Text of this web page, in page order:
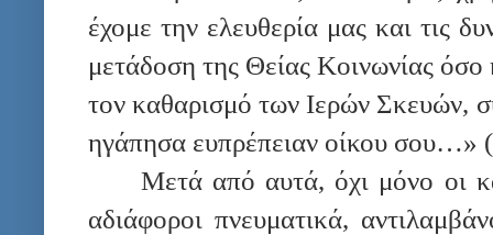
έχομε την ελευθερία μας και τις
μετάδοση της Θείας Κοινωνίας όσο
τον καθαρισμό των Ιερών Σκευών,
ηγάπησα ευπρέπειαν οίκου σου…»
Μετά από αυτά, όχι μόνο οι
αδιάφοροι πνευματικά,